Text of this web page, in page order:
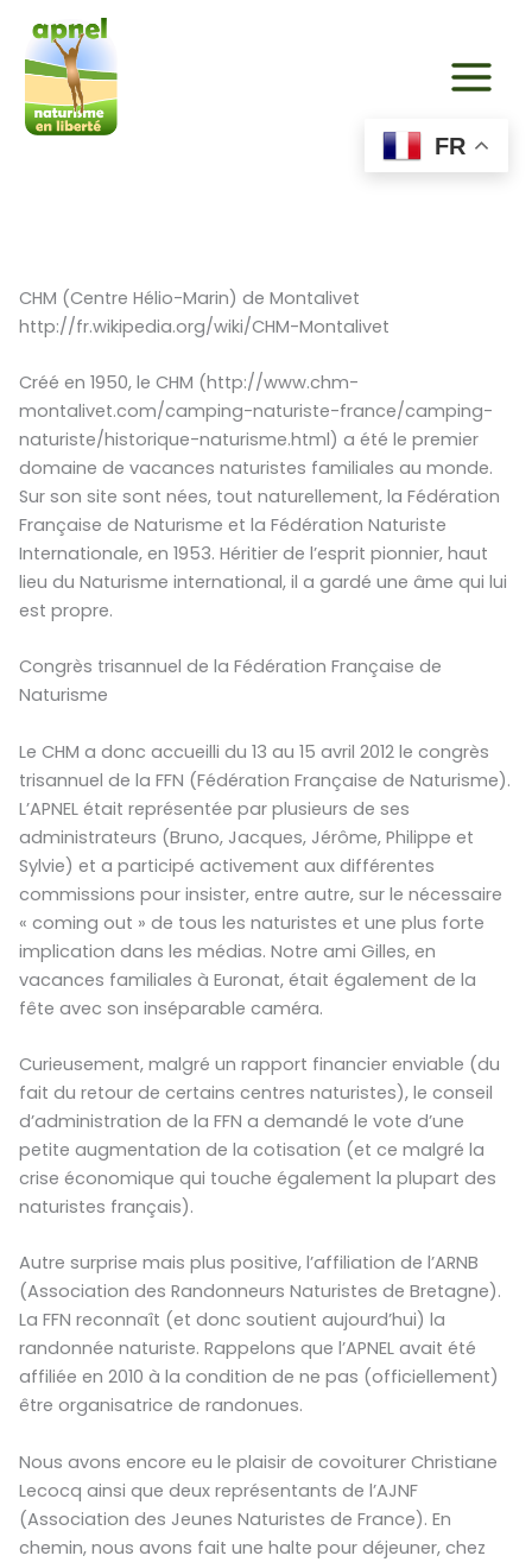
contenu
CHM (Centre Hélio-Marin) de Montalivet
http://fr.wikipedia.org/wiki/CHM-Montalivet
Créé en 1950, le CHM (http://www.chm-
montalivet.com/camping-naturiste-france/camping-
naturiste/historique-naturisme.html) a été le premier
domaine de vacances naturistes familiales au monde.
Sur son site sont nées, tout naturellement, la Fédération
Française de Naturisme et la Fédération Naturiste
Internationale, en 1953. Héritier de l’esprit pionnier, haut
lieu du Naturisme international, il a gardé une âme qui lui
est propre.
Congrès trisannuel de la Fédération Française de
Naturisme
Le CHM a donc accueilli du 13 au 15 avril 2012 le congrès
trisannuel de la FFN (Fédération Française de Naturisme).
L’APNEL était représentée par plusieurs de ses
administrateurs (Bruno, Jacques, Jérôme, Philippe et
Sylvie) et a participé activement aux différentes
commissions pour insister, entre autre, sur le nécessaire
« coming out » de tous les naturistes et une plus forte
implication dans les médias. Notre ami Gilles, en
vacances familiales à Euronat, était également de la
fête avec son inséparable caméra.
Curieusement, malgré un rapport financier enviable (du
fait du retour de certains centres naturistes), le conseil
d’administration de la FFN a demandé le vote d’une
petite augmentation de la cotisation (et ce malgré la
crise économique qui touche également la plupart des
naturistes français).
Autre surprise mais plus positive, l’affiliation de l’ARNB
(Association des Randonneurs Naturistes de Bretagne).
La FFN reconnaît (et donc soutient aujourd’hui) la
randonnée naturiste. Rappelons que l’APNEL avait été
affiliée en 2010 à la condition de ne pas (officiellement)
être organisatrice de randonues.
Nous avons encore eu le plaisir de covoiturer Christiane
Lecocq ainsi que deux représentants de l’AJNF
(Association des Jeunes Naturistes de France). En
chemin, nous avons fait une halte pour déjeuner, chez
FR